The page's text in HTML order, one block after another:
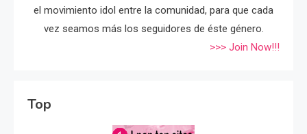
el movimiento idol entre la comunidad, para que cada
vez seamos más los seguidores de éste género.
>>> Join Now!!!
Top